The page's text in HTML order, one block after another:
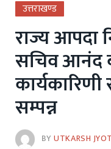
उत्तराखण्ड
राज्य आपदा
सचिव आनंद
सम्पन्न
BYUTKARSH